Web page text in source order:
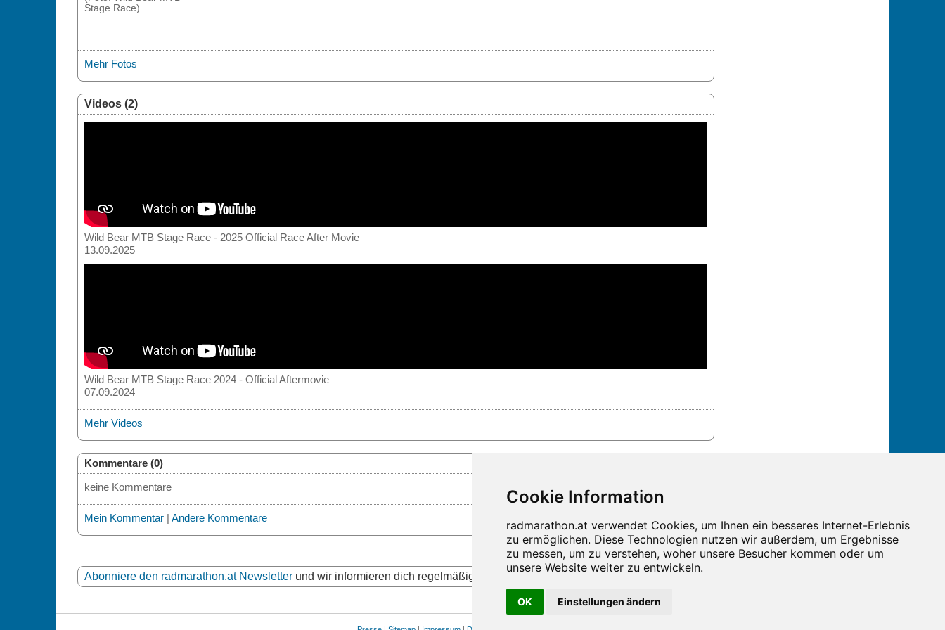
OK Einstellungen ändern
Stage Race)
Mehr Fotos
Videos (2)
Wild Bear MTB Stage Race - 2025 Official Race After Movie
13.09.2025
Wild Bear MTB Stage Race 2024 - Official Aftermovie
07.09.2024
Mehr Videos
Kommentare (0)
keine Kommentare
Mein Kommentar| Andere Kommentare
Abonniere den radmarathon.at Newsletterund wir informieren dich regelmäßig über die aktuellen Neuigkeiten und Termine!